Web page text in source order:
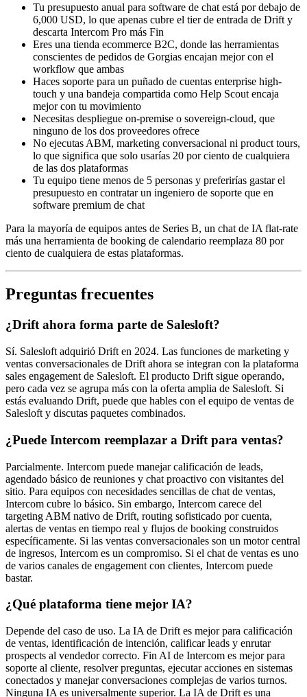
Tu presupuesto anual para software de chat está por debajo de
6,000 USD, lo que apenas cubre el tier de entrada de Drift y
descarta Intercom Pro más Fin
Eres una tienda ecommerce B2C, donde las herramientas
conscientes de pedidos de Gorgias encajan mejor con el
workflow que ambas
Haces soporte para un puñado de cuentas enterprise high-
touch y una bandeja compartida como Help Scout encaja
mejor con tu movimiento
Necesitas despliegue on-premise o sovereign-cloud, que
ninguno de los dos proveedores ofrece
No ejecutas ABM, marketing conversacional ni product tours,
lo que significa que solo usarías 20 por ciento de cualquiera
de las dos plataformas
Tu equipo tiene menos de 5 personas y preferirías gastar el
presupuesto en contratar un ingeniero de soporte que en
software premium de chat
Para la mayoría de equipos antes de Series B, un chat de IA flat-rate
más una herramienta de booking de calendario reemplaza 80 por
ciento de cualquiera de estas plataformas.
Preguntas frecuentes
¿Drift ahora forma parte de Salesloft?
Sí. Salesloft adquirió Drift en 2024. Las funciones de marketing y
ventas conversacionales de Drift ahora se integran con la plataforma
sales engagement de Salesloft. El producto Drift sigue operando,
pero cada vez se agrupa más con la oferta amplia de Salesloft. Si
estás evaluando Drift, puede que hables con el equipo de ventas de
Salesloft y discutas paquetes combinados.
¿Puede Intercom reemplazar a Drift para ventas?
Parcialmente. Intercom puede manejar calificación de leads,
agendado básico de reuniones y chat proactivo con visitantes del
sitio. Para equipos con necesidades sencillas de chat de ventas,
Intercom cubre lo básico. Sin embargo, Intercom carece del
targeting ABM nativo de Drift, routing sofisticado por cuenta,
alertas de ventas en tiempo real y flujos de booking construidos
específicamente. Si las ventas conversacionales son un motor central
de ingresos, Intercom es un compromiso. Si el chat de ventas es uno
de varios canales de engagement con clientes, Intercom puede
bastar.
¿Qué plataforma tiene mejor IA?
Depende del caso de uso. La IA de Drift es mejor para calificación
de ventas, identificación de intención, calificar leads y enrutar
prospects al vendedor correcto. Fin AI de Intercom es mejor para
soporte al cliente, resolver preguntas, ejecutar acciones en sistemas
conectados y manejar conversaciones complejas de varios turnos.
Ninguna IA es universalmente superior. La IA de Drift es una